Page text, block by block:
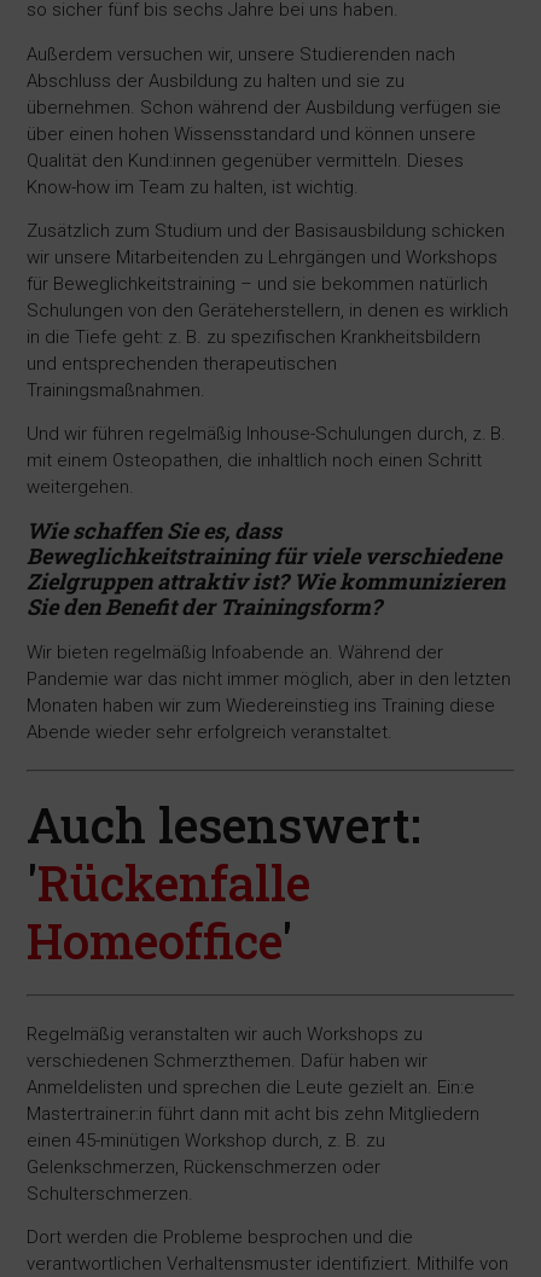
so sicher fünf bis sechs Jahre bei uns haben.
Außerdem versuchen wir, unsere Studierenden nach
Abschluss der Ausbildung zu halten und sie zu
übernehmen. Schon während der Ausbildung verfügen sie
über einen hohen Wissensstandard und können unsere
Qualität den Kund:innen gegenüber vermitteln. Dieses
Know-how im Team zu halten, ist wichtig.
Zusätzlich zum Studium und der Basisausbildung schicken
wir unsere Mitarbeitenden zu Lehrgängen und Workshops
für Beweglichkeitstraining – und sie bekommen natürlich
Schulungen von den Geräteherstellern, in denen es wirklich
in die Tiefe geht: z. B. zu spezifischen Krankheitsbildern
und entsprechenden therapeutischen
Trainingsmaßnahmen.
Und wir führen regelmäßig Inhouse-Schulungen durch, z. B.
mit einem Osteopathen, die inhaltlich noch einen Schritt
weitergehen.
Wie schaffen Sie es, dass
Beweglichkeitstraining für viele verschiedene
Zielgruppen attraktiv ist? Wie kommunizieren
Sie den Benefit der Trainingsform?
Wir bieten regelmäßig Infoabende an. Während der
Pandemie war das nicht immer möglich, aber in den letzten
Monaten haben wir zum Wiedereinstieg ins Training diese
Abende wieder sehr erfolgreich veranstaltet.
Auch lesenswert:
'Rückenfalle
Homeoffice'
Regelmäßig veranstalten wir auch Workshops zu
verschiedenen Schmerzthemen. Dafür haben wir
Anmeldelisten und sprechen die Leute gezielt an. Ein:e
Mastertrainer:in führt dann mit acht bis zehn Mitgliedern
einen 45-minütigen Workshop durch, z. B. zu
Gelenkschmerzen, Rückenschmerzen oder
Schulterschmerzen.
Dort werden die Probleme besprochen und die
verantwortlichen Verhaltensmuster identifiziert. Mithilfe von